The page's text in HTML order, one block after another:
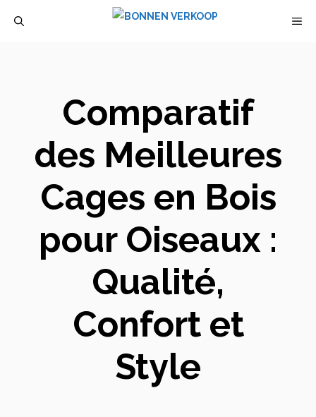
Comparatif
des Meilleures
Cages en Bois
pour Oiseaux :
Qualité,
Confort et
Style